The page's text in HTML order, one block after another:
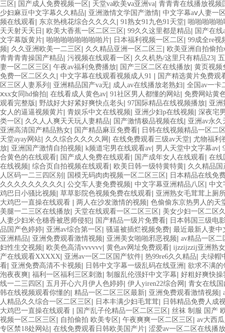
三区 | 国产成人免费视频一区 | 天堂va欧美ⅴa亚洲va| 青青青在线播放视频
少妇麻豆中文字幕久久精品| 亚洲激情文学国产激情| 中文字幕aⅴ人妻一
频在线观看| 东京热桃花综合久久久久 | 91熟女91九色91天堂| 啪啪啪啪啪
天天射天天日 | 欧美大香蕉一区二区三区 | 99久久这里都是精品| 国产在
文字幕版黄片| 啪啪啪啪啪啪啪啪片| 日本福利视频一区二区 | 99成全re视
频| 久久亚洲欧美一二三区 | 久久精品亚洲一区二区三| 欧美亚洲自拍偷拍
青青青青操国产精品| 污视频在线观看一区 | 久久机热/这里只有精品23|
妻一区二区三区 | 午夜av福利免费播放| 国产三区二区在线播放| 黄页视频
免费一区二区久久 | 中文字幕在线观看视频成人91 | 国产精选黄片免费观
区三区人妻系列 | 亚洲精品国产va无| 成人av在线播放老熟妇| 全国av一卡
ⅹxx女同hd偷拍| 在线看成人黄色av| 91社区男人都懂的网站| 免费网站黄
观看完整版 | 野战好大好紧好爽快点老头| 97国际精品在线视频播放| 亚洲
女人的逼逼视频黄片| 青娱乐中文在线视频| 亚洲少妇p在线视频| 深夜宅
类一区 | 久久人人爽天天玩人妻精品| 国产激情极品视频在线| 亚洲av永
亚洲高清国产精品熟女| 国产精品麻豆免费看| 日韩在线视频精品一区二
天堂ayay网站| 久久综合久久久久网 | 在线免费观看三级av天堂| 尤物福利
放| 亚洲国产激情自拍视频| k频道宅男在线观看av| 男人天堂中文字幕av|
合黄色的在线观看| 国产成人免费在线观看| 国产成年女人在线观看| 在线
在线视频| 综合页自拍视频在线观看| 欧美日韩一级特黄特黄| 久久精品国
人区码一二三四区别 | 国模无码肉肉视频一区二区三区 | 日本精品在线免
久久久久久久久久久 | 公交车人妻免费视频| 中文字幕亚洲精品八区 | 中文
鸡巴日小骚比视频| 草草影院色视频免费在线观看| 亚洲熟女毛茸茸上厕
大鸡巴一直操在线观看 | 两人在沙发激情的视频| 色偷偷东京热男人的天
美腿一二三区在线播放| 天堂在线观看一区二区三区 | 美女少妇一区二区
人妻少妇米仓穗香被恩师侵犯| 国产精品一级片免费看| 日本韩国三级电
品国产色婷婷| 亚洲av综合第一区 | 骚逼被插烂视频免费| 最近最新人妻中
亚洲精品| 亚洲免费观看激情视频| 亚洲美女啪啪邪恶视频| av精品一区
妇性生交视频| 欧美色高清vvvvvv| 黄色av网址免费观看| ijzzijzzij亚洲熟女
产在线观看XXXXX| 亚洲av一区二区国产软件| 热99re6久久精品| 夫绿帽
看| 亚洲免费高清不卡视频| 日韩中文字幕一级乱码在线亚洲 | 欲求不满的
泡夜夜爽| 福利一区福利三区刺激| 制服乱伦强奸中文字幕| 好粗好爽快操
线一二三四区 | 五月开心六月伊人色婷婷| 伊人yiren22综合网 | 青女在线
韩在线视频观看你懂的| 精品一区二区三区最新| 亚洲免费观看激情视频|
人精品久久综合一区二区三区 | 日本丰满少妇毛茸茸| 日韩精品免费人成
大鸡巴一直操在线观看 | 国产乱子伦精品一区二区三区 | 丝袜 制服 国产
视频一区二区三区 | 自拍偷拍 欧美专区 | 午夜爽爽一区二区三区 | av大西
专区禁18处网站| 在线免费观看日韩欧美国产片| 涩爱av一区二区在线播